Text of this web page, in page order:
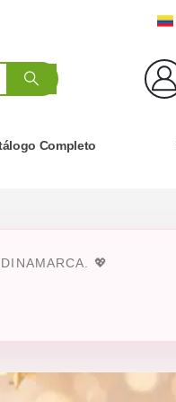
Completo
💖